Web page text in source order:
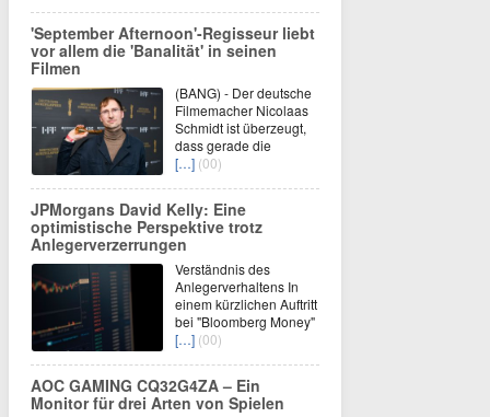
'September Afternoon'-Regisseur liebt
vor allem die 'Banalität' in seinen
Filmen
(BANG) - Der deutsche
Filmemacher Nicolaas
Schmidt ist überzeugt,
dass gerade die
[…] (00)
JPMorgans David Kelly: Eine
optimistische Perspektive trotz
Anlegerverzerrungen
Verständnis des
Anlegerverhaltens In
einem kürzlichen Auftritt
bei "Bloomberg Money"
[…] (00)
AOC GAMING CQ32G4ZA – Ein
Monitor für drei Arten von Spielen